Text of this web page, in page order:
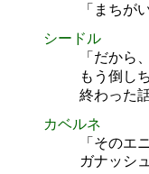
「まちが
シードル
「だから
もう倒し
終わった
カベルネ
「そのエ
ガナッシ